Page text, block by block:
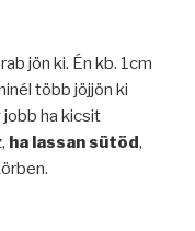
jön ki. Én kb. 1cm
több jöjjön ki
ha kicsit
ha lassan sütöd,